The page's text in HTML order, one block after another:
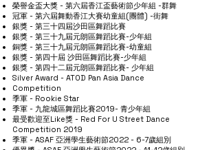
榮譽金盃大獎 - 第六屆香江盃藝術節少年組 -群舞
冠軍 - 第六屆舞動香江大賽幼童組(團體) -街舞
銀獎 - 第三十四屆沙田區舞蹈比賽
銀獎 - 第三十九屆元朗區舞蹈比賽-少年組
銅獎 - 第三十九屆元朗區舞蹈比賽-幼童組
銀獎 - 第四十屆 沙田區舞蹈比賽-少年組
銀獎 - 第四十二屆元朗區舞蹈比賽- 少年組
Silver Award - ATOD Pan Asia Dance
Competition
季軍 - Rookie Star
季軍 - 九龍城區舞蹈比賽2019- 青少年組
最受歡迎至Like獎 - Red For U Street Dance
Competition 2019
季軍 - ASAF 亞洲學生藝術節2022 - 6-7歲組別